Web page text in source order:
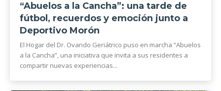
“Abuelos a la Cancha”: una tarde de
fútbol, recuerdos y emoción junto a
Deportivo Morón
El Hogar del Dr. Ovando Geriátrico puso en marcha “Abuelos
a la Cancha”, una iniciativa que invita a sus residentes a
compartir nuevas experiencias...